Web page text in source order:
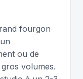
fourgon
ou de
volumes.